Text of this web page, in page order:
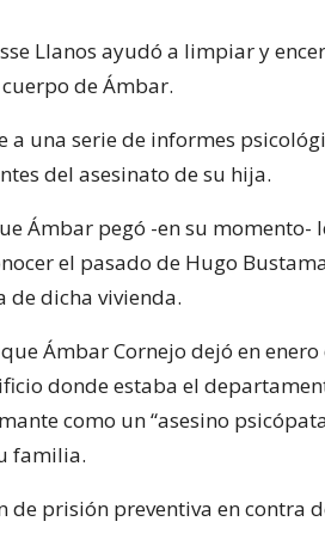
Llanos ayudó a limpiar y
de Ámbar.
a una serie de informes
del asesinato de su hija.
Ámbar pegó -en su momento-
el pasado de Hugo
de dicha vivienda.
Ámbar Cornejo dejó en enero
donde estaba el
como un “asesino
familia.
de prisión preventiva en contra